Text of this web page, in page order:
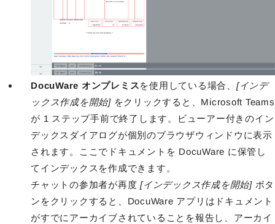
DocuWare オンプレミスを使用している場合、 [インデ
ックス作成を開始]をクリックすると、Microsoft Teams
が 1 ステップ手前で終了します。ビューアー付きのイン
デックスダイアログが個別のブラウザウィンドウに表示
されます。ここでドキュメントを DocuWare に保管し
てインデックスを作成できます。
チャットの参加者が再度 [インデックス作成を開始]ボタ
ンをクリックすると、DocuWare アプリはドキュメント
がすでにアーカイブされていることを報告し、アーカイ